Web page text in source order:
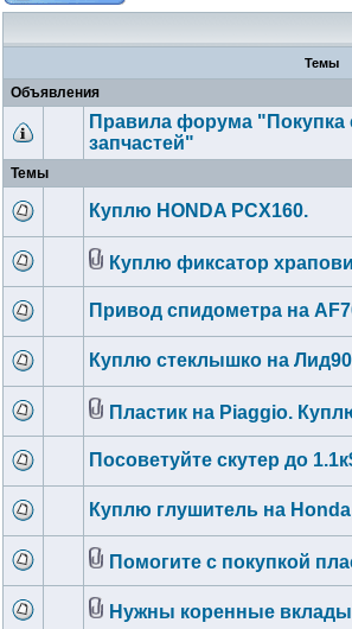
Темы
Объявления
Правила форума "Покупка
запчастей"
Темы
Куплю HONDA PCX160.
Куплю фиксатор
Привод спидометра на
Куплю стеклышко на Лид90
Пластик на Piaggio.
Посоветуйте скутер до
Куплю глушитель на
Помогите с покупкой
Нужны коренные